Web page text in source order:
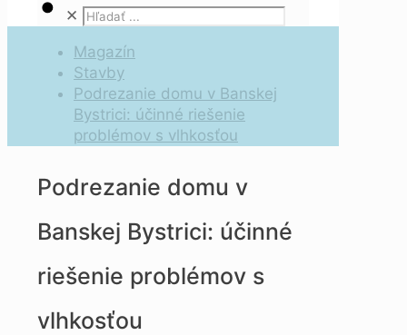
✕
Magazín
Stavby
Podrezanie domu v Banskej
Bystrici: účinné riešenie
problémov s vlhkosťou
Podrezanie domu v
Banskej Bystrici: účinné
riešenie problémov s
vlhkosťou